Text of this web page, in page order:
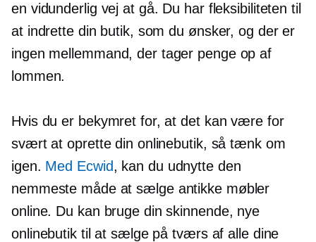
en vidunderlig vej at gå. Du har fleksibiliteten til
at indrette din butik, som du ønsker, og der er
ingen mellemmand, der tager penge op af
lommen.
Hvis du er bekymret for, at det kan være for
svært at oprette din onlinebutik, så tænk om
igen. Med Ecwid, kan du udnytte den
nemmeste måde at sælge antikke møbler
online. Du kan bruge din skinnende, nye
onlinebutik til at sælge på tværs af alle dine